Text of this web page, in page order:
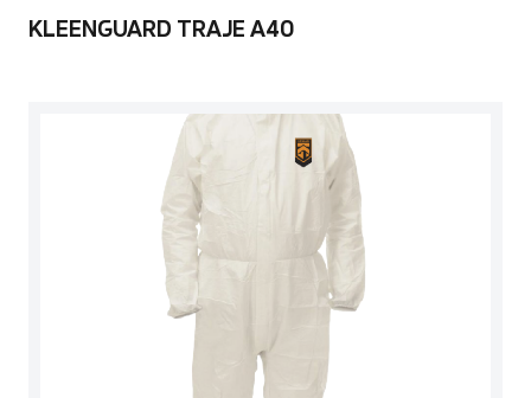
KLEENGUARD TRAJE A40